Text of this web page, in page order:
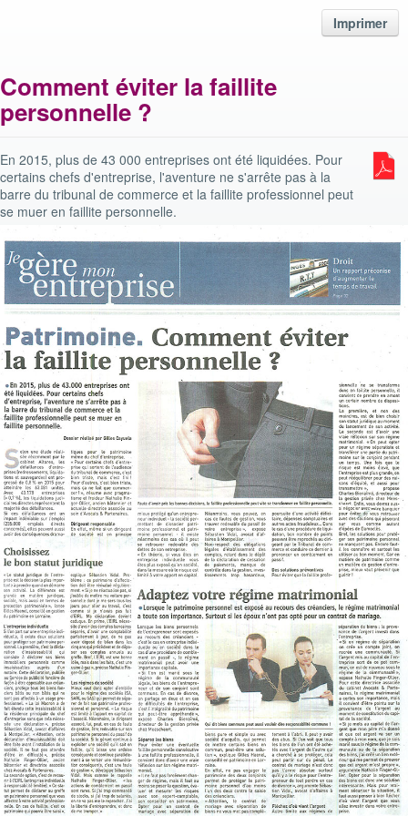
Imprimer
Comment éviter la faillite
personnelle ?
En 2015, plus de 43 000 entreprises ont été liquidées. Pour
certains chefs d'entreprise, l'aventure ne s'arrête pas à la
barre du tribunal de commerce et la faillite professionnel peut
se muer en faillite personnelle.